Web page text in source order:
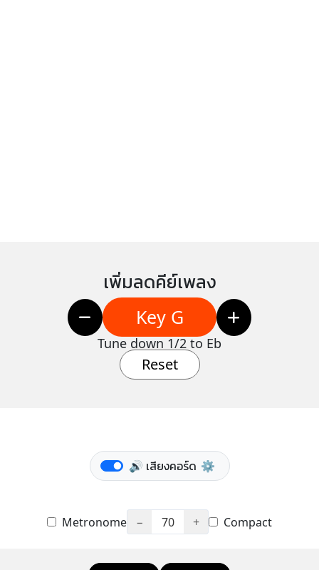
เพิ่มลดคีย์เพลง
Key G
Tune down 1/2 to Eb
Reset
🔊 เสียงคอร์ด ⚙️
Metronome − 70 + Compact